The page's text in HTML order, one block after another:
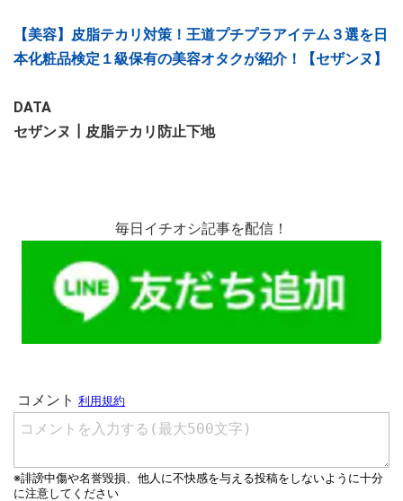
【美容】皮脂テカリ対策！王道プチプラアイテム３選を日
本化粧品検定１級保有の美容オタクが紹介！【セザンヌ】
DATA
セザンヌ┃皮脂テカリ防止下地
毎日イチオシ記事を配信！